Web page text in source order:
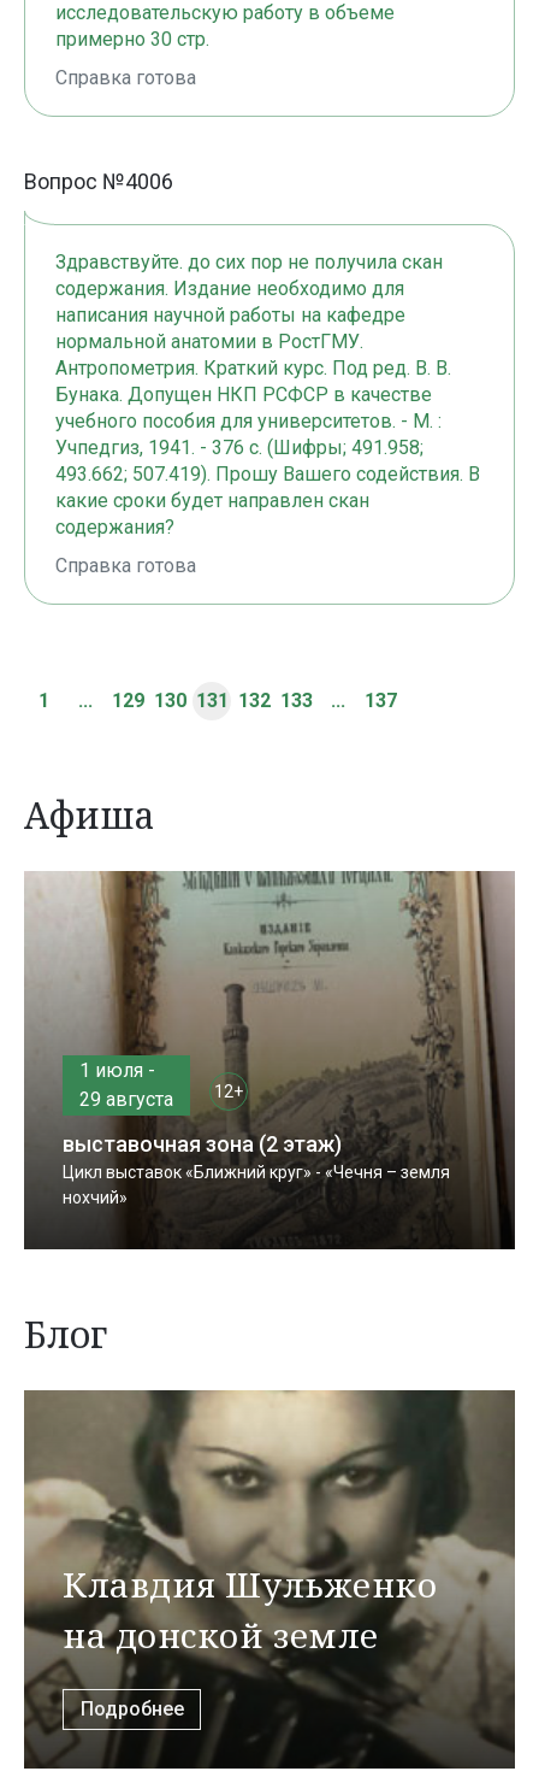
исследовательскую работу в объеме
примерно 30 стр.
Справка готова
Вопрос №4006
Здравствуйте. до сих пор не получила скан
содержания. Издание необходимо для
написания научной работы на кафедре
нормальной анатомии в РостГМУ.
Антропометрия. Краткий курс. Под ред. В. В.
Бунака. Допущен НКП РСФСР в качестве
учебного пособия для университетов. - М. :
Учпедгиз, 1941. - 376 с. (Шифры; 491.958;
493.662; 507.419). Прошу Вашего содействия. В
какие сроки будет направлен скан
содержания?
Справка готова
1 ... 129 130 131 132 133 ... 137
Афиша
1 июля -
29 августа
12+
выставочная зона (2 этаж)
Цикл выставок «Ближний круг» - «Чечня – земля
нохчий»
Блог
Клавдия Шульженко
на донской земле
Подробнее